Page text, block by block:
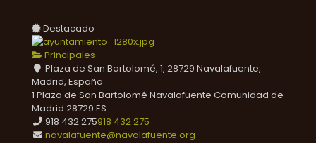
Destacado
Principales
Plaza de San Bartolomé, 1, 28729 Navalafuente,
Madrid, España
1 Plaza de San Bartolomé Navalafuente Comunidad de
Madrid 28729 ES
918 432 275918 432 275
navalafuente@navalafuente.org